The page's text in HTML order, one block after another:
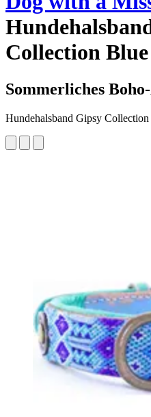
Collection
Sommerliches
Hundehalsband Gipsy